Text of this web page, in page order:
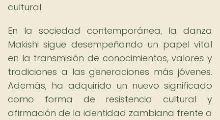
cultural.
En la sociedad contemporánea, la danza
Makishi sigue desempeñando un papel vital
en la transmisión de conocimientos, valores y
tradiciones a las generaciones más jóvenes.
Además, ha adquirido un nuevo significado
como forma de resistencia cultural y
afirmación de la identidad zambiana frente a